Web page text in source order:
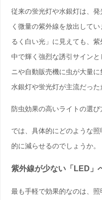
従来の蛍光灯や水銀灯は、
く微量の紫外線を放出して
るく白い光」に見えても、
中で輝く強烈な誘引サイン
ニや自動販売機に虫が大量
水銀灯や蛍光灯が主流だった
防虫効果の高いライトの選
では、具体的にどのような
的に減らせるのでしょうか。
紫外線が少ない「LED」
最も手軽で効果的なのは、照